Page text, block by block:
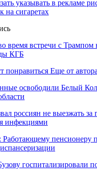
указывать в рекламе
на сигаретах
время встречи с Трампом
КГБ
понравиться Еще от автора
освободили Белый
россиян не выезжать за
инфекциями
Работающему пенсионеру
госпитализировали